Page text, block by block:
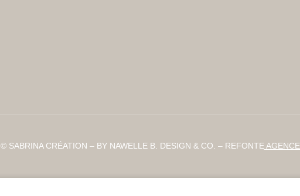
© SABRINA CRÉATION – BY NAWELLE B. DESIGN & CO. – REFONTE